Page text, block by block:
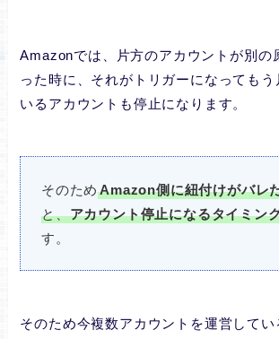
Amazonでは、片方のアカウントが別の
った時に、それがトリガーになってもう
いるアカウントも停止になります。
そのためAmazon側に紐付けがバレ
と、アカウント停止になるタイミン
す。
そのため今複数アカウントを運営してい